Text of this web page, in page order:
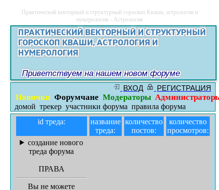
Практический векторный и структурный гороскоп Кваши, астрология и
нумерология - Астрология
ПРАКТИЧЕСКИЙ ВЕКТОРНЫЙ И СТРУКТУРНЫЙ
ГОРОСКОП КВАШИ, АСТРОЛОГИЯ И
НУМЕРОЛОГИЯ
Приветствуем на нашем новом форуме
ВХОД РЕГИСТРАЦИЯ
Новички Форумчане Модераторы
домой трекер участники форума правила форума
id треда:
название
треда:
количество
постов:
количество
просмотров:
создание нового
треда форума
ПРАВА
Вы не можете